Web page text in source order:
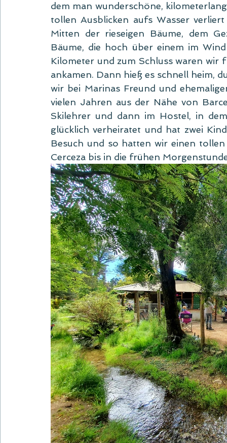
dem man wunderschöne,
tollen Ausblicken aufs Wasser
Mitten der rieseigen Bäume, dem
Bäume, die hoch über einem im
Kilometer und zum Schluss waren wir
ankamen. Dann hieß es schnell heim,
wir bei Marinas Freund und
vielen Jahren aus der Nähe von
Skilehrer und dann im Hostel, in
glücklich verheiratet und hat zwei
Besuch und so hatten wir einen
Cerceza bis in die frühen